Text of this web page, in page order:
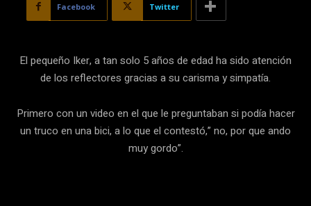
Facebook Twitter
El pequeño Iker, a tan solo 5 años de edad ha sido atención
de los reflectores gracias a su carisma y simpatía.
Primero con un video en el que le preguntaban si podía hacer
un truco en una bici, a lo que el contestó,” no, por que ando
muy gordo”.